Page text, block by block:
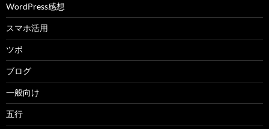
WordPress感想
スマホ活用
ツボ
ブログ
一般向け
五行